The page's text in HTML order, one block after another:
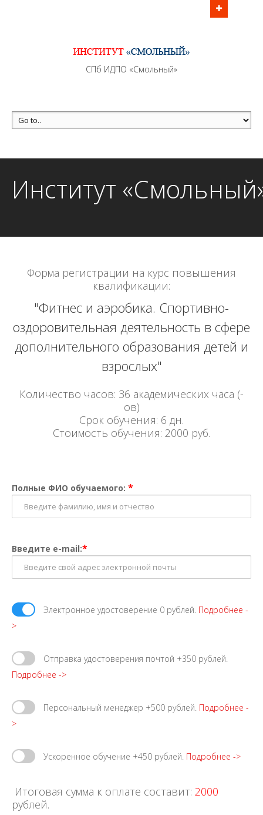
перерывов в рабочие дни с 9:00 до 21:00 МСК
MAX +7 (981) 190-30-30
mail@institutsmolnyj.ru
СПб ИДПО «Смольный»
Институт
Форма регистрации на курс повышения
квалификации:
"Фитнес и аэробика. Спортивно-
оздоровительная деятельность в сфере
дополнительного образования детей и
взрослых"
Количество часов: 36 академических часа (-
ов)
Срок обучения: 6 дн.
Стоимость обучения: 2000 руб.
Полные ФИО обучаемого: *
Введите e-mail:*
Электронное удостоверение 0 рублей. Подробнее -
>
Отправка удостоверения почтой +350 рублей.
Подробнее ->
Персональный менеджер +500 рублей. Подробнее -
>
Ускоренное обучение +450 рублей. Подробнее ->
Итоговая сумма к оплате составит: 2000
рублей.